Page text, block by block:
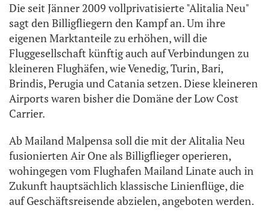
Die seit Jänner 2009 vollprivatisierte "Alitalia Neu"
sagt den Billigfliegern den Kampf an. Um ihre
eigenen Marktanteile zu erhöhen, will die
Fluggesellschaft künftig auch auf Verbindungen zu
kleineren Flughäfen, wie Venedig, Turin, Bari,
Brindis, Perugia und Catania setzen. Diese kleineren
Airports waren bisher die Domäne der Low Cost
Carrier.
Ab Mailand Malpensa soll die mit der Alitalia Neu
fusionierten Air One als Billigflieger operieren,
wohingegen vom Flughafen Mailand Linate auch in
Zukunft hauptsächlich klassische Linienflüge, die
auf Geschäftsreisende abzielen, angeboten werden.